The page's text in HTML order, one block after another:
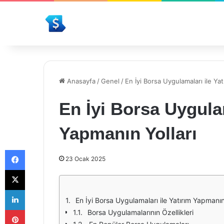
Anasayfa /Genel / En İyi Borsa Uygulamaları ile
En İyi Borsa
Yapmanın Yolları
23 Ocak 2025
En İyi Borsa Uygulamaları ile Yatırım
Borsa Uygulamalarının Özellikleri
Facebook
X
LinkedIn
Pinterest